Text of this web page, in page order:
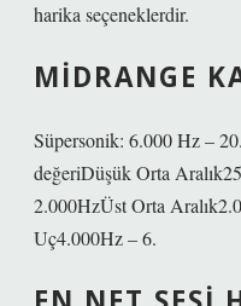
harika seçeneklerdir.
MIDRANGE
Süpersonik: 6.000 Hz –
değeriDüşük Orta
2.000HzÜst Orta
Uç4.000Hz – 6.